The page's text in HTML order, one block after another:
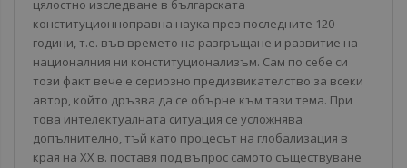
цялостно изследване в българската
конституционноправна наука през последните 120
години, т.е. във времето на разгръщане и развитие на
националния ни конституционализъм. Сам по себе си
този факт вече е сериозно предизвикателство за всеки
автор, който дръзва да се обърне към тази тема. При
това интелектуалната ситуация се усложнява
допълнително, тъй като процесът на глобализация в
края на XX в. поставя под въпрос самото съществуване